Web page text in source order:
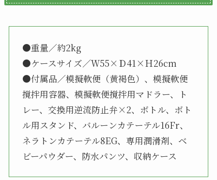
●重量／約2kg
●ケースサイズ／Ｗ55×Ｄ41×Ｈ26cm
●付属品／模擬軟便（黄褐色）、模擬軟便
撹拌用容器、模擬軟便撹拌用マドラー、ト
レー、交換用逆流防止弁×2、ボトル、ボト
ル用スタンド、バルーンカテーテル16Fr、
ネラトンカテーテル8EG、専用潤滑剤、ベ
ビーパウダー、防水パンツ、収納ケース